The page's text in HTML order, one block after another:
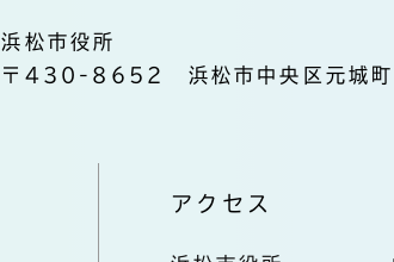
浜松市役所
〒430-8652 浜松市中央区元城
アクセス